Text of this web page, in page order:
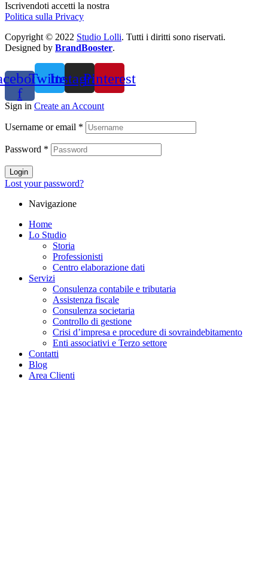
Iscrivendoti accetti la nostra
Politica sulla Privacy
Copyright © 2022 Studio Lolli. Tutti i diritti sono riservati.
Designed by BrandBooster.
f
TwitterInstagramPinterest
Sign in Create an Account
Username or email *
Password *
Login
Lost your password?
Navigazione
Home
Lo Studio
Storia
Professionisti
Centro elaborazione dati
Servizi
Consulenza contabile e tributaria
Assistenza fiscale
Consulenza societaria
Controllo di gestione
Crisi d’impresa e procedure di sovraindebitamento
Enti associativi e Terzo settore
Contatti
Blog
Area Clienti